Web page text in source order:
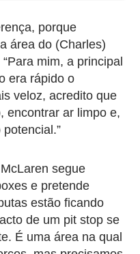
porque
área do (Charles)
mim, a principal
era rápido o
veloz, acredito que
encontrar ar limpo e,
segue
e pretende
estão ficando
de um pit stop se
É uma área na qual